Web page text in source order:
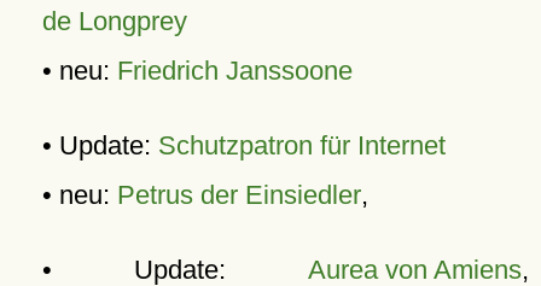
de Longprey
• neu: Friedrich Janssoone
• Update: Schutzpatron für Internet
• neu: Petrus der Einsiedler,
• Update: Aurea von Amiens,